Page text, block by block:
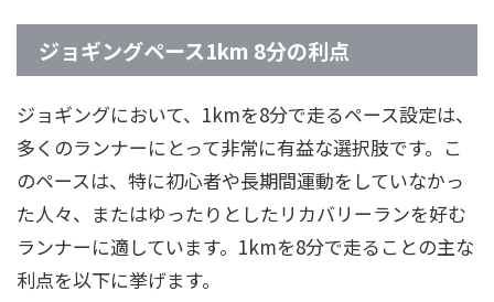
ジョギングペース1km 8分の利点
ジョギングにおいて、1kmを8分で走るペース設定は、
多くのランナーにとって非常に有益な選択肢です。こ
のペースは、特に初心者や長期間運動をしていなかっ
た人々、またはゆったりとしたリカバリーランを好む
ランナーに適しています。1kmを8分で走ることの主な
利点を以下に挙げます。